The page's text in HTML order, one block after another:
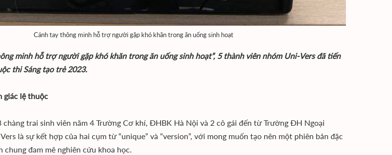
Cánh tay thông minh hỗ trợ người gặp khó khăn trong ăn uống sinh hoạt
minh hỗ trợ người gặp khó khăn trong ăn uống sinh hoạt”, 5 thành viên nhóm Uni-Vers đã tiến
thi Sáng tạo trẻ 2023.
giác lệ thuộc
trai sinh viên năm 4 Trường Cơ khí, ĐHBK Hà Nội và 2 cô gái đến từ Trường ĐH Ngoại
là sự kết hợp của hai cụm từ “unique” và “version”, với mong muốn tạo nên một phiên bản đặc
chung đam mê nghiên cứu khoa học.